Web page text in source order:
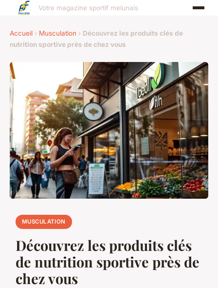
Votre magazine sportif melunais
Accueil › Musculation › Découvrez les produits clés de
nutrition sportive près de chez vous
MUSCULATION
Découvrez les produits clés
de nutrition sportive près de
chez vous